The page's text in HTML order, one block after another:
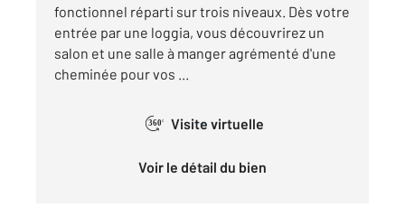
fonctionnel réparti sur trois niveaux. Dès votre
entrée par une loggia, vous découvrirez un
salon et une salle à manger agrémenté d'une
cheminée pour vos ...
360° Visite virtuelle
Voir le détail du bien